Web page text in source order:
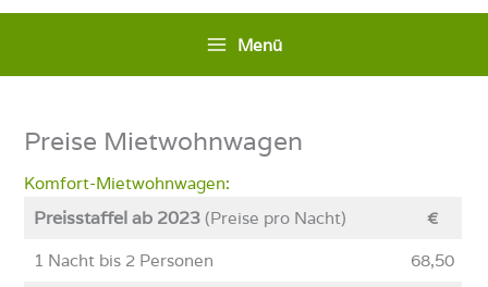
Menü
Preise Mietwohnwagen
Komfort-Mietwohnwagen:
Preisstaffel ab 2023(Preise pro Nacht) €
1 Nacht bis 2 Personen 68,50